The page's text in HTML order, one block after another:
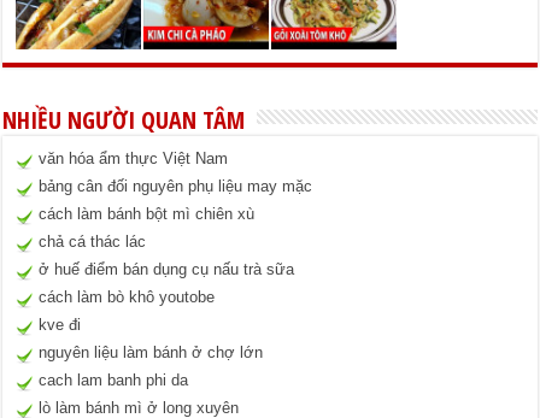
NHIỀU NGƯỜI QUAN TÂM
văn hóa ẩm thực Việt Nam
bảng cân đối nguyên phụ liệu may mặc
cách làm bánh bột mì chiên xù
chả cá thác lác
ở huế điểm bán dụng cụ nấu trà sữa
cách làm bò khô youtobe
kve đi
nguyên liệu làm bánh ở chợ lớn
cach lam banh phi da
lò làm bánh mì ở long xuyên